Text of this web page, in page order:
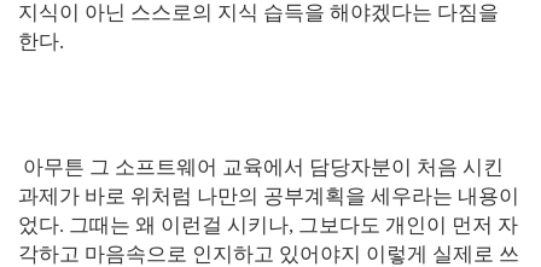
지식이 아닌 스스로의 지식 습득을 해야겠다는 다짐을
한다.
아무튼 그 소프트웨어 교육에서 담당자분이 처음 시킨
과제가 바로 위처럼 나만의 공부계획을 세우라는 내용이
었다. 그때는 왜 이런걸 시키나, 그보다도 개인이 먼저 자
각하고 마음속으로 인지하고 있어야지 이렇게 실제로 쓰